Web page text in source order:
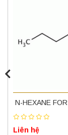
N-HEXANE
Liên hệ